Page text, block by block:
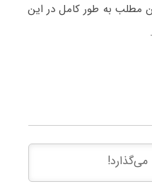
مطلب به طور کامل در این